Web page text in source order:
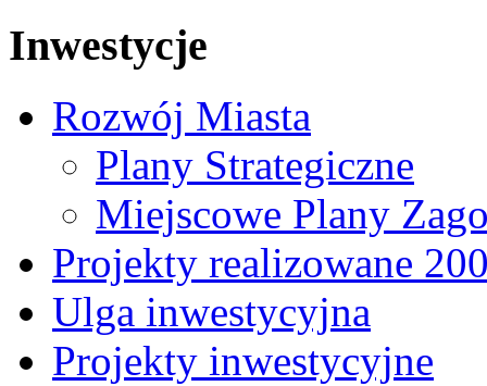
Inwestycje
Rozwój Miasta
Plany Strategiczne
Miejscowe Plany
Projekty realizowane
Ulga inwestycyjna
Projekty inwestycyjne